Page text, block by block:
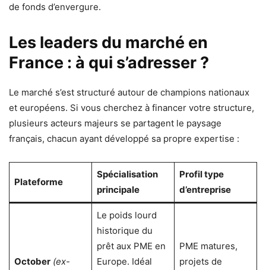
de fonds d’envergure.
Les leaders du marché en
France : à qui s’adresser ?
Le marché s’est structuré autour de champions nationaux
et européens. Si vous cherchez à financer votre structure,
plusieurs acteurs majeurs se partagent le paysage
français, chacun ayant développé sa propre expertise :
Plateforme
Spécialisation
principale
Profil type
d’entreprise
October (ex-
Le poids lourd
historique du
prêt aux PME en
Europe. Idéal
PME matures,
projets de